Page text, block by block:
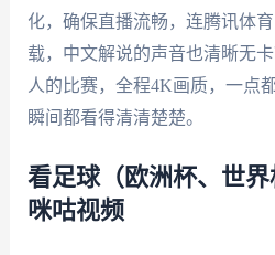
化，确保直播流畅，连腾讯体
载，中文解说的声音也清晰无
人的比赛，全程4K画质，一点
瞬间都看得清清楚楚。
看足球（欧洲杯、世
咪咕视频